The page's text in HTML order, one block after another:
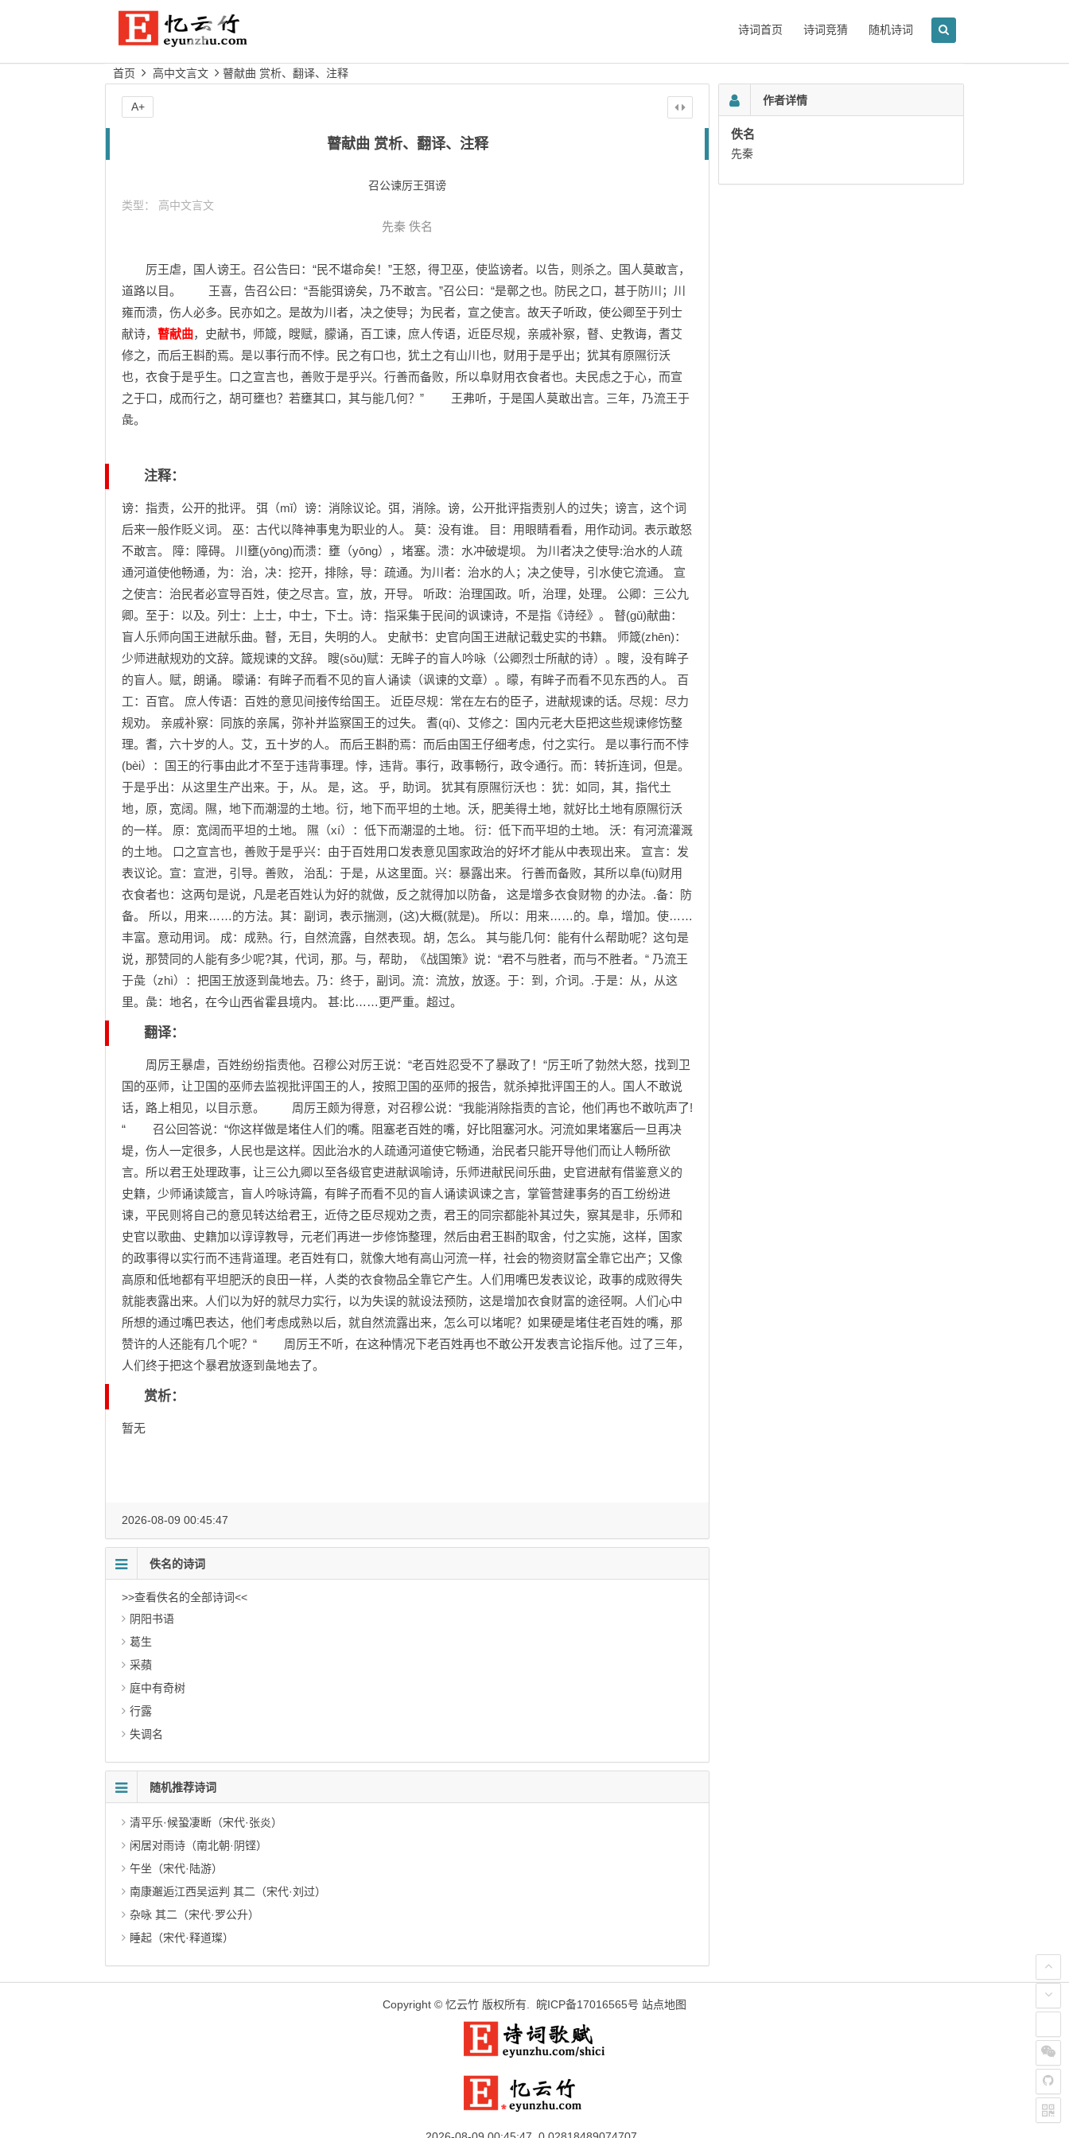
诗词首页 诗词竞猜 随机诗词
首页 高中文言文 瞽献曲 赏析、翻译、注释
瞽献曲 赏析、翻译、注释
召公谏厉王弭谤
类型： 高中文言文
先秦 佚名
厉王虐，国人谤王。召公告曰：“民不堪命矣！”王怒，得卫巫，使监谤者。以告，则杀之。国人莫敢言，
道路以目。 王喜，告召公曰：“吾能弭谤矣，乃不敢言。”召公曰：“是鄣之也。防民之口，甚于防川；川
雍而溃，伤人必多。民亦如之。是故为川者，决之使导；为民者，宣之使言。故天子听政，使公卿至于列士
献诗， 瞽献曲，史献书，师箴，瞍赋，朦诵，百工谏，庶人传语，近臣尽规，亲戚补察，瞽、史教诲，耆艾
修之，而后王斟酌焉。是以事行而不悖。民之有口也，犹土之有山川也，财用于是乎出；犹其有原隰衍沃
也，衣食于是乎生。口之宣言也，善败于是乎兴。行善而备败，所以阜财用衣食者也。夫民虑之于心，而宣
之于口，成而行之，胡可壅也？若壅其口，其与能几何？” 王弗听，于是国人莫敢出言。三年，乃流王于
彘。
注释：
谤：指责，公开的批评。 弭（mǐ）谤：消除议论。弭，消除。谤，公开批评指责别人的过失；谤言，这个词
后来一般作贬义词。 巫：古代以降神事鬼为职业的人。 莫：没有谁。 目：用眼睛看看，用作动词。表示敢怒
不敢言。 障：障碍。 川壅(yōng)而溃：壅（yōng），堵塞。溃：水冲破堤坝。 为川者决之使导:治水的人疏
通河道使他畅通，为：治，决：挖开，排除，导：疏通。为川者：治水的人；决之使导，引水使它流通。 宣
之使言：治民者必宣导百姓，使之尽言。宣，放，开导。 听政：治理国政。听，治理，处理。 公卿：三公九
卿。至于：以及。列士：上士，中士，下士。诗：指采集于民间的讽谏诗，不是指《诗经》。 瞽(gǔ)献曲：
盲人乐师向国王进献乐曲。瞽，无目，失明的人。 史献书：史官向国王进献记载史实的书籍。 师箴(zhēn)：
少师进献规劝的文辞。箴规谏的文辞。 瞍(sǒu)赋：无眸子的盲人吟咏（公卿烈士所献的诗）。瞍，没有眸子
的盲人。赋，朗诵。 曚诵：有眸子而看不见的盲人诵读（讽谏的文章）。曚，有眸子而看不见东西的人。 百
工：百官。 庶人传语：百姓的意见间接传给国王。 近臣尽规：常在左右的臣子，进献规谏的话。尽规：尽力
规劝。 亲戚补察：同族的亲属，弥补并监察国王的过失。 耆(qí)、艾修之：国内元老大臣把这些规谏修饬整
理。耆，六十岁的人。艾，五十岁的人。 而后王斟酌焉：而后由国王仔细考虑，付之实行。 是以事行而不悖
(bèi）：国王的行事由此才不至于违背事理。悖，违背。事行，政事畅行，政令通行。而：转折连词，但是。
于是乎出：从这里生产出来。于，从。 是，这。 乎，助词。 犹其有原隰衍沃也 ：犹：如同，其，指代土
地，原，宽阔。隰，地下而潮湿的土地。衍，地下而平坦的土地。沃，肥美得土地，就好比土地有原隰衍沃
的一样。 原：宽阔而平坦的土地。 隰（xí）：低下而潮湿的土地。 衍：低下而平坦的土地。 沃：有河流灌溉
的土地。 口之宣言也，善败于是乎兴：由于百姓用口发表意见国家政治的好坏才能从中表现出来。 宣言：发
表议论。宣：宣泄，引导。善败， 治乱：于是，从这里面。兴：暴露出来。 行善而备败，其所以阜(fù)财用
衣食者也：这两句是说，凡是老百姓认为好的就做，反之就得加以防备， 这是增多衣食财物 的办法。.备：防
备。 所以，用来……的方法。其：副词，表示揣测，(这)大概(就是)。 所以：用来……的。阜，增加。使……
丰富。意动用词。 成：成熟。行，自然流露，自然表现。胡，怎么。 其与能几何：能有什么帮助呢？这句是
说，那赞同的人能有多少呢?其，代词，那。与，帮助，《战国策》说：“君不与胜者，而与不胜者。“ 乃流王
于彘（zhì）：把国王放逐到彘地去。乃：终于，副词。流：流放，放逐。于：到，介词。.于是：从，从这
里。彘：地名，在今山西省霍县境内。 甚:比……更严重。超过。
翻译：
周厉王暴虐，百姓纷纷指责他。召穆公对厉王说：“老百姓忍受不了暴政了！“厉王听了勃然大怒，找到卫
国的巫师，让卫国的巫师去监视批评国王的人，按照卫国的巫师的报告，就杀掉批评国王的人。国人不敢说
话，路上相见，以目示意。 周厉王颇为得意，对召穆公说：“我能消除指责的言论，他们再也不敢吭声了!
“ 召公回答说：“你这样做是堵住人们的嘴。阻塞老百姓的嘴，好比阻塞河水。河流如果堵塞后一旦再决
堤，伤人一定很多，人民也是这样。因此治水的人疏通河道使它畅通，治民者只能开导他们而让人畅所欲
言。所以君王处理政事，让三公九卿以至各级官吏进献讽喻诗，乐师进献民间乐曲，史官进献有借鉴意义的
史籍，少师诵读箴言，盲人吟咏诗篇，有眸子而看不见的盲人诵读讽谏之言，掌管营建事务的百工纷纷进
谏，平民则将自己的意见转达给君王，近侍之臣尽规劝之责，君王的同宗都能补其过失，察其是非，乐师和
史官以歌曲、史籍加以谆谆教导，元老们再进一步修饰整理，然后由君王斟酌取舍，付之实施，这样，国家
的政事得以实行而不违背道理。老百姓有口，就像大地有高山河流一样，社会的物资财富全靠它出产；又像
高原和低地都有平坦肥沃的良田一样，人类的衣食物品全靠它产生。人们用嘴巴发表议论，政事的成败得失
就能表露出来。人们以为好的就尽力实行，以为失误的就设法预防，这是增加衣食财富的途径啊。人们心中
所想的通过嘴巴表达，他们考虑成熟以后，就自然流露出来，怎么可以堵呢？如果硬是堵住老百姓的嘴，那
赞许的人还能有几个呢？“ 周厉王不听，在这种情况下老百姓再也不敢公开发表言论指斥他。过了三年，
人们终于把这个暴君放逐到彘地去了。
赏析：
暂无
A+
2026-08-09 00:45:47
佚名的诗词
>>查看佚名的全部诗词<<
阴阳书语
葛生
采蘋
庭中有奇树
行露
失调名
随机推荐诗词
清平乐·候蛩凄断（宋代·张炎）
闲居对雨诗（南北朝·阴铿）
午坐（宋代·陆游）
南康邂逅江西吴运判 其二（宋代·刘过）
杂咏 其二（宋代·罗公升）
睡起（宋代·释道璨）
作者详情
佚名
先秦
Copyright © 忆云竹 版权所有. 皖ICP备17016565号 站点地图